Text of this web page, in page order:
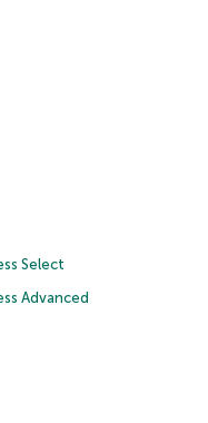
Select
Advanced